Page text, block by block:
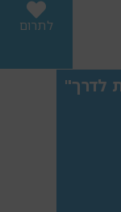
לתרום
לדרך"